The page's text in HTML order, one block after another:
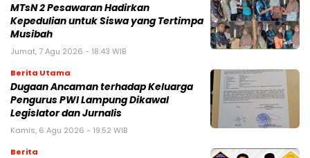
MTsN 2 Pesawaran Hadirkan
Kepedulian untuk Siswa yang Tertimpa
Musibah
Jumat, 7 Agu 2026 - 18:43 WIB
Berita Utama
Dugaan Ancaman terhadap Keluarga
Pengurus PWI Lampung Dikawal
Legislator dan Jurnalis
Kamis, 6 Agu 2026 - 19:52 WIB
Berita